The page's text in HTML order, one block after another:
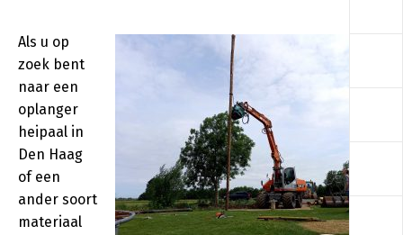
Als u op
zoek bent
naar een
oplanger
heipaal in
Den Haag
of een
ander soort
materiaal